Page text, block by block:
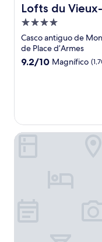
Lofts du
Lofts du Vieux-Port
Propiedad
de
4.0
estrellas
Casco antiguo de
de Place d’Armes
9.2
9.2/10 Magnífico
The Mercer